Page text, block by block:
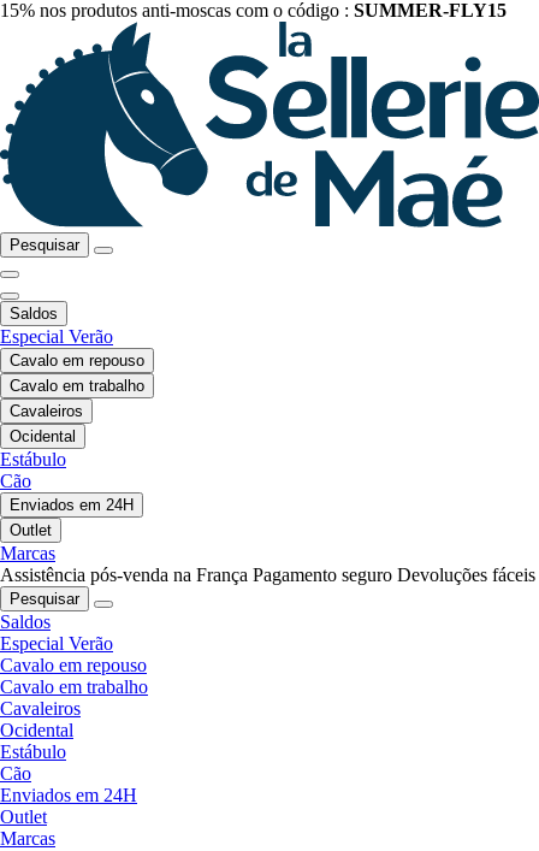
15% nos produtos anti-moscas com o código : SUMMER-FLY15
Pesquisar
Saldos
Especial Verão
Cavalo em repouso
Cavalo em trabalho
Cavaleiros
Ocidental
Estábulo
Cão
Enviados em 24H
Outlet
Marcas
Assistência pós-venda na França Pagamento seguro Devoluções fáceis
Pesquisar
Saldos
Especial Verão
Cavalo em repouso
Cavalo em trabalho
Cavaleiros
Ocidental
Estábulo
Cão
Enviados em 24H
Outlet
Marcas